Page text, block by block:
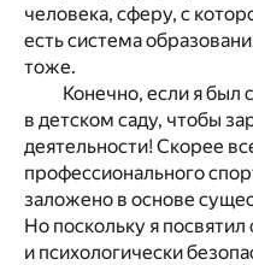
человека, сферу, с
есть система
тоже.
Конечно, если я был
в детском саду, чтобы
деятельности! Скорее
профессионального
заложено в основе
Но поскольку я
и психологически